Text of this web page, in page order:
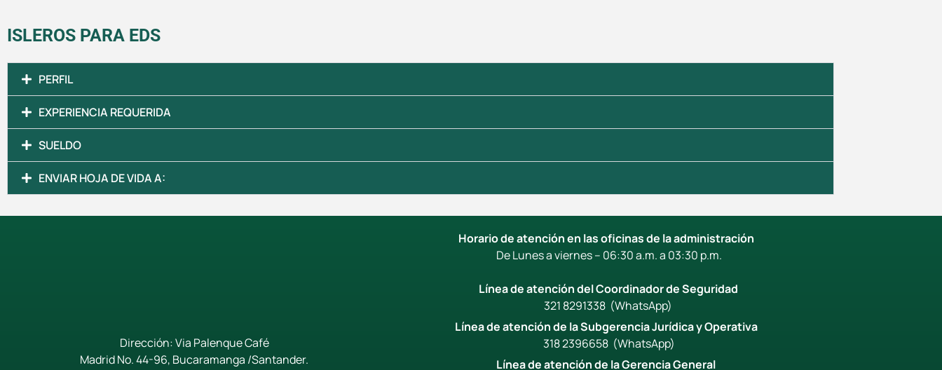
ISLEROS PARA EDS
PERFIL
EXPERIENCIA REQUERIDA
SUELDO
ENVIAR HOJA DE VIDA A:
Dirección: Via Palenque Café
Madrid No. 44-96, Bucaramanga /Santander.
Horario de atención en las oficinas de la administración
De Lunes a viernes – 06:30 a.m. a 03:30 p.m.
Línea de atención del Coordinador de Seguridad
321 8291338 (WhatsApp)
Línea de atención de la Subgerencia Jurídica y Operativa
318 2396658 (WhatsApp)
Línea de atención de la Gerencia General